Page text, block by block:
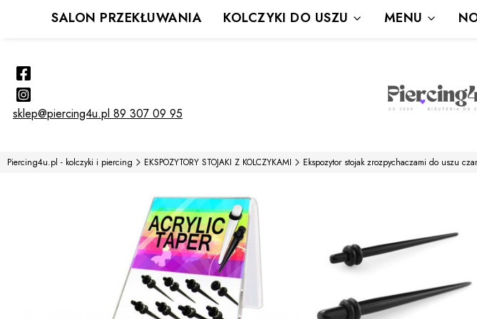
Wysyłka
sklep@piercing4u.pl 89 307 09 95
SALON PRZEKŁUWANIA KOLCZYKI DO USZU MENU
Piercing4u.pl - kolczyki i piercing EKSPOZYTORY STOJAKI Z KOLCZYKAMI Ekspozytor stojak zrozpychaczami do uszu